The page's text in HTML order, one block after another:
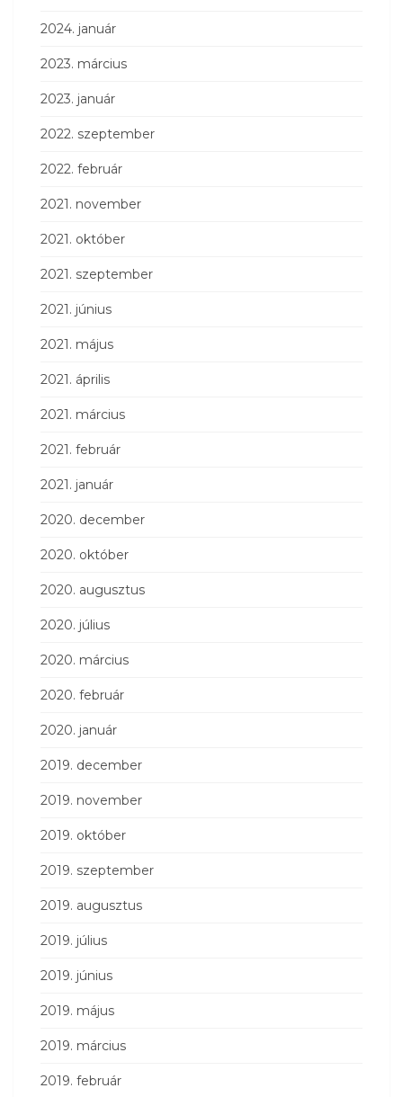
2024. január
2023. március
2023. január
2022. szeptember
2022. február
2021. november
2021. október
2021. szeptember
2021. június
2021. május
2021. április
2021. március
2021. február
2021. január
2020. december
2020. október
2020. augusztus
2020. július
2020. március
2020. február
2020. január
2019. december
2019. november
2019. október
2019. szeptember
2019. augusztus
2019. július
2019. június
2019. május
2019. március
2019. február